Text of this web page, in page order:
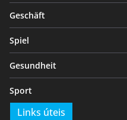
Geschäft
Spiel
Gesundheit
Sport
Links úteis